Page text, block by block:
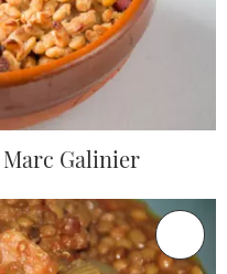
Galinier